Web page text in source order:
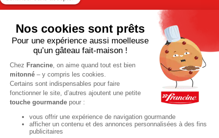
TOUTES LES RECETTES
Pour votre santé, pratiquez une activité physique régulière. Plus
d’infos surwww.mangerbouger.fr